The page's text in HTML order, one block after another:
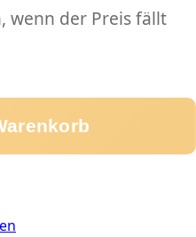
wenn der Preis fällt